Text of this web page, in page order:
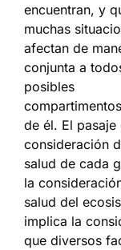
encuentran, y
muchas
afectan de
conjunta a
posibles
de él. El pasaje
consideración
salud de cada
la
salud del
implica la
que diversos